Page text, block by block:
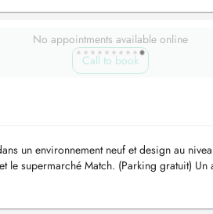
No appointments available online
Call to book
un environnement neuf et design au
le supermarché Match. (Parking gratuit) Un